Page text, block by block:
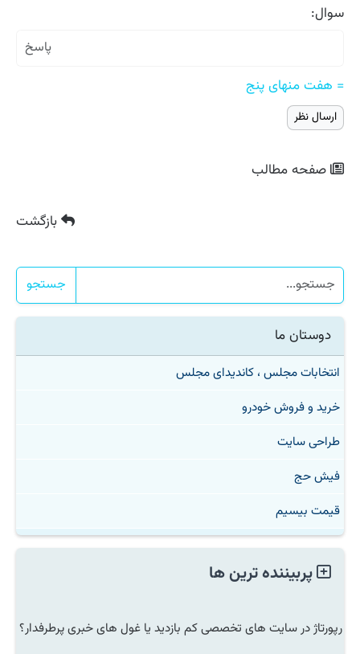
سوال:
= هفت منهای پنج
صفحه مطالب
بازگشت
جستجو
دوستان ما
انتخابات مجلس ، کاندیدای مجلس
خرید و فروش خودرو
طراحی سایت
فیش حج
قیمت بیسیم
پربیننده ترین ها
رپورتاژ در سایت های تخصصی کم بازدید یا غول های خبری پرطرفدار؟